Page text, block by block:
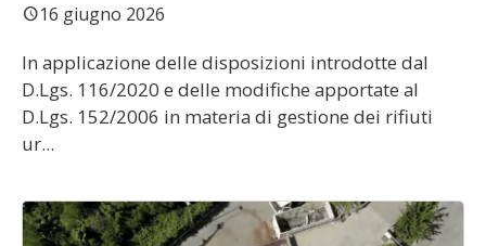
schedule16 giugno 2026
In applicazione delle disposizioni introdotte dal
D.Lgs. 116/2020 e delle modifiche apportate al
D.Lgs. 152/2006 in materia di gestione dei rifiuti
ur...